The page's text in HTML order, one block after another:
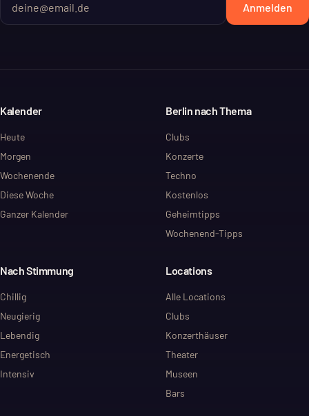
Anmelden
Kalender
Heute
Morgen
Wochenende
Diese Woche
Ganzer Kalender
Berlin nach Thema
Clubs
Konzerte
Techno
Kostenlos
Geheimtipps
Wochenend-Tipps
Nach Stimmung
Chillig
Neugierig
Lebendig
Energetisch
Intensiv
Locations
Alle Locations
Clubs
Konzerthäuser
Theater
Museen
Bars